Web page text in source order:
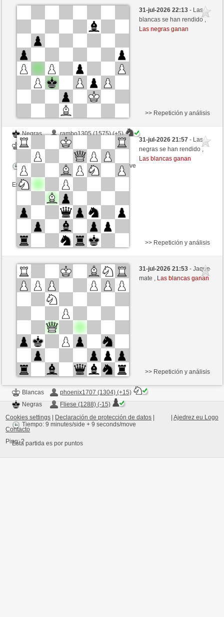
Blancas
PEDROS (1366) (+12)
Tiempo: 9 minutes/side + 9 seconds/move
Esta partida es por puntos
31-jul-2026 22:13- Las
blancas se han rendido ,
Las negras ganan
Negras
rambo1305 (1575) (+5)
Blancas
Fliese (1270) (-5)
Tiempo: 9 minutes/side + 9 seconds/move
Esta partida es por puntos
>> Repetición y análisis
31-jul-2026 21:57- Las
negras se han rendido ,
Las blancas ganan
Blancas
Isidro66 (1225) (+18)
Negras
Fliese (1273) (-18)
Tiempo: 9 minutes/side + 9 seconds/move
Esta partida es por puntos
>> Repetición y análisis
31-jul-2026 21:53- Jaque
mate , Las blancas ganan
Blancas
phoenix1707 (1304) (+15)
Negras
Fliese (1288) (-15)
Tiempo: 9 minutes/side + 9 seconds/move
Esta partida es por puntos
>> Repetición y análisis
Ajedrez eu Logo
Cookies settings Declaración de protección de datos
Contacto
Ping:?